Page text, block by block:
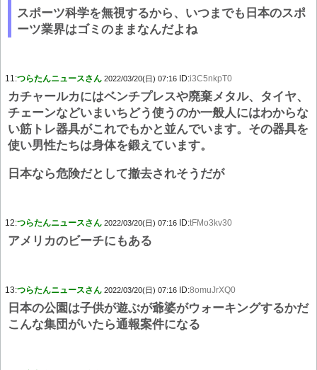
スポーツ科学を無視するから、いつまでも日本のスポ
ーツ業界はゴミのままなんだよね
11:つらたんニュースさん 2022/03/20(日) 07:16 ID:i3C5nkpT0
カチャールカにはベンチプレスや廃棄メタル、タイヤ、
チェーンなどいまいちどう使うのか一般人にはわからな
い筋トレ器具がこれでもかと並んでいます。その器具を
使い男性たちは身体を鍛えています。
日本なら危険だとして撤去されそうだが
12:つらたんニュースさん 2022/03/20(日) 07:16 ID:tFMo3kv30
アメリカのビーチにもある
13:つらたんニュースさん 2022/03/20(日) 07:16 ID:8omuJrXQ0
日本の公園は子供が遊ぶが爺婆がウォーキングするかだ
こんな集団がいたら通報案件になる